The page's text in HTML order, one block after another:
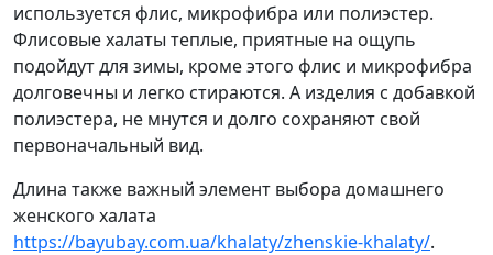
используется флис, микрофибра или полиэстер.
Флисовые халаты теплые, приятные на ощупь
подойдут для зимы, кроме этого флис и микрофибра
долговечны и легко стираются. А изделия с добавкой
полиэстера, не мнутся и долго сохраняют свой
первоначальный вид.
Длина также важный элемент выбора домашнего
женского халата
https://bayubay.com.ua/khalaty/zhenskie-khalaty/.